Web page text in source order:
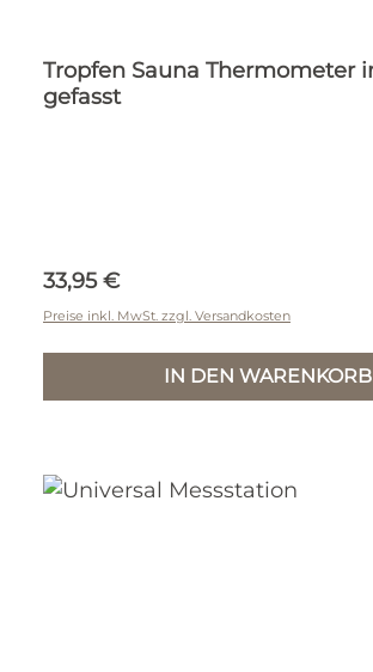
Tropfen Sauna Thermometer
gefasst
Regulärer Preis:
33,95 €
Preise inkl. MwSt. zzgl. Versandkosten
IN DEN WARENKORB